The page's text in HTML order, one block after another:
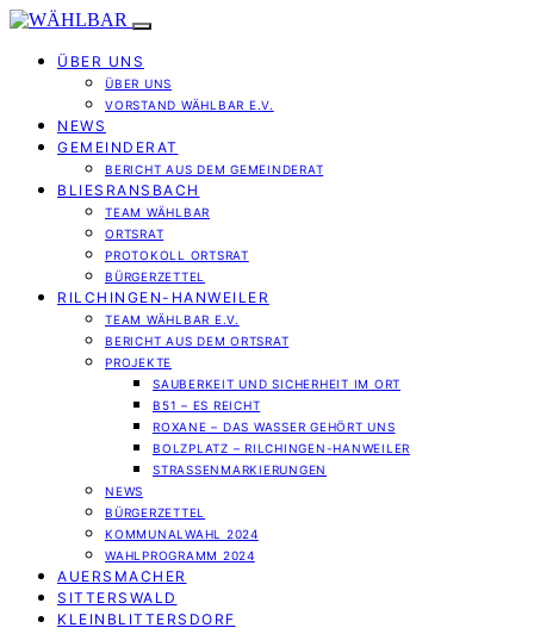
ÜBER UNS
ÜBER UNS
VORSTAND WÄHLBAR E.V.
NEWS
GEMEINDERAT
BERICHT AUS DEM GEMEINDERAT
BLIESRANSBACH
TEAM WÄHLBAR
ORTSRAT
PROTOKOLL ORTSRAT
BÜRGERZETTEL
RILCHINGEN-HANWEILER
TEAM WÄHLBAR E.V.
BERICHT AUS DEM ORTSRAT
PROJEKTE
SAUBERKEIT UND SICHERHEIT IM ORT
B51 – ES REICHT
ROXANE – DAS WASSER GEHÖRT UNS
BOLZPLATZ – RILCHINGEN-HANWEILER
STRASSENMARKIERUNGEN
NEWS
BÜRGERZETTEL
KOMMUNALWAHL 2024
WAHLPROGRAMM 2024
AUERSMACHER
SITTERSWALD
KLEINBLITTERSDORF